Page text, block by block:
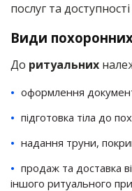
послуг та доступності
Види
До ритуальних
оформлення
підготовка тіла до
надання труни,
продаж та доставка
іншого ритуального